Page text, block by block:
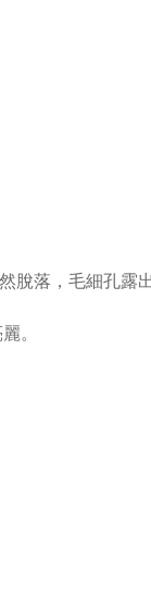
脫落，毛細孔露出
。